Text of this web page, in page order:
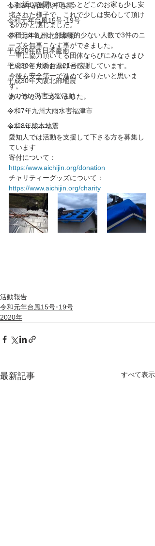
令和3年福島県沖地震
令和元年台風15号･19号
令和元年九州北部豪雨
平成30年西日本豪雨
平成30年大阪台風21号
平成30年大阪北部地震
その他の災害支援活動
令和7年九州大雨水害福津市
令和8年熊本地震
しお話しを聞いているとどこのお家も少し安
堵された様子で、これで少しは安心して頂け
るのかと感じました。
本日は4名という比較的少ない人数で3件のニ
ーズを無事こなす事ができました。
一重に協力頂いてる団体ならびにみなさまひ
とりひとりのおかげと感謝しています。
今後も安全第一で進めて参りたいと思いま
す。
ありがとうございました。
-----------------
愛知人では活動を支援して下さる方を募集し
ています
寄付について：
https:/www.aichijin.org/donation
チャリティーグッズについて：
https://www.aichijin.org/charity
活動報告
令和元年台風15号･19号
2020年
最新記事 すべて表示